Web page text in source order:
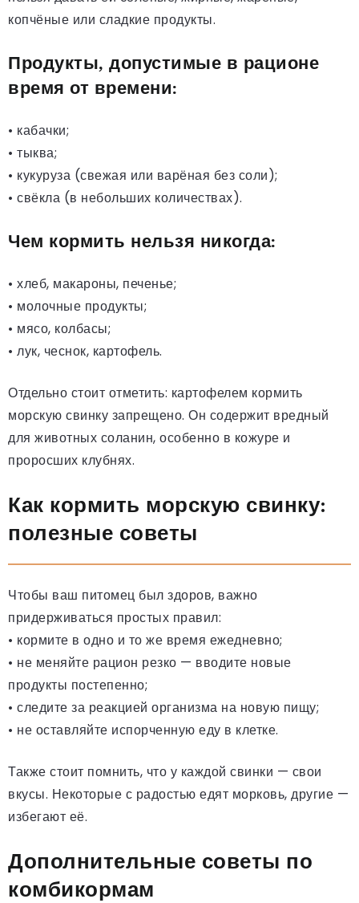
копчёные или сладкие продукты.
Продукты, допустимые в рационе
время от времени:
• кабачки;
• тыква;
• кукуруза (свежая или варёная без соли);
• свёкла (в небольших количествах).
Чем кормить нельзя никогда:
• хлеб, макароны, печенье;
• молочные продукты;
• мясо, колбасы;
• лук, чеснок, картофель.
Отдельно стоит отметить: картофелем кормить
морскую свинку запрещено. Он содержит вредный
для животных соланин, особенно в кожуре и
проросших клубнях.
Как кормить морскую свинку:
полезные советы
Чтобы ваш питомец был здоров, важно
придерживаться простых правил:
• кормите в одно и то же время ежедневно;
• не меняйте рацион резко — вводите новые
продукты постепенно;
• следите за реакцией организма на новую пищу;
• не оставляйте испорченную еду в клетке.
Также стоит помнить, что у каждой свинки — свои
вкусы. Некоторые с радостью едят морковь, другие —
избегают её.
Дополнительные советы по
комбикормам